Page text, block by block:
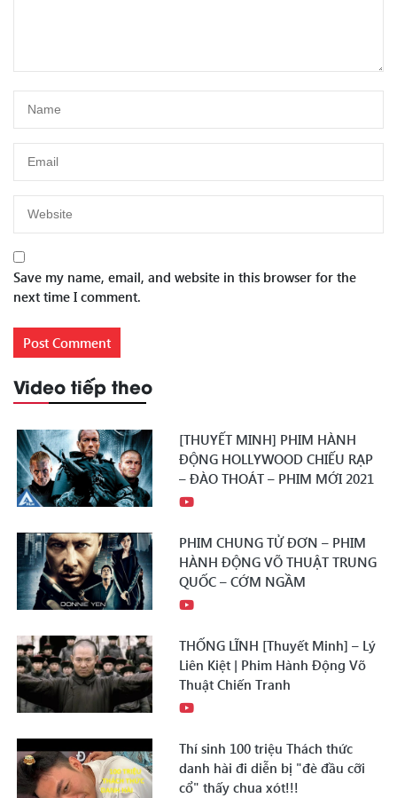
Save my name, email, and website in this browser for the
next time I comment.
Video tiếp theo
[THUYẾT MINH] PHIM HÀNH
ĐỘNG HOLLYWOOD CHIẾU RẠP
– ĐÀO THOÁT – PHIM MỚI 2021
PHIM CHUNG TỬ ĐƠN – PHIM
HÀNH ĐỘNG VÕ THUẬT TRUNG
QUỐC – CỚM NGẦM
THỐNG LĨNH [Thuyết Minh] – Lý
Liên Kiệt | Phim Hành Động Võ
Thuật Chiến Tranh
Thí sinh 100 triệu Thách thức
danh hài đi diễn bị "đè đầu cỡi
cổ" thấy chua xót!!!